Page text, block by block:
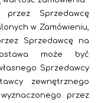
Sprzedawcę
w Zamówieniu,
Sprzedawcę na
może być
Sprzedawcy
zewnętrznego
przez